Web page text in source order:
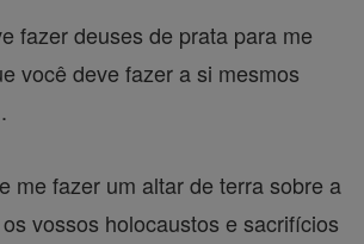
fazer deuses de prata para me
você deve fazer a si mesmos
me fazer um altar de terra sobre a
vossos holocaustos e sacrifícios